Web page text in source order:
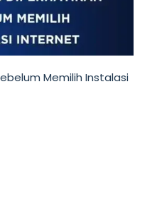
Memilih Instalasi